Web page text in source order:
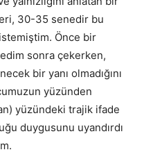
30-35 senedir bu
istemiştim. Önce bir
sonra çekerken,
bir yanı olmadığını
yüzünden
yüzündeki trajik ifade
duygusunu uyandırdı